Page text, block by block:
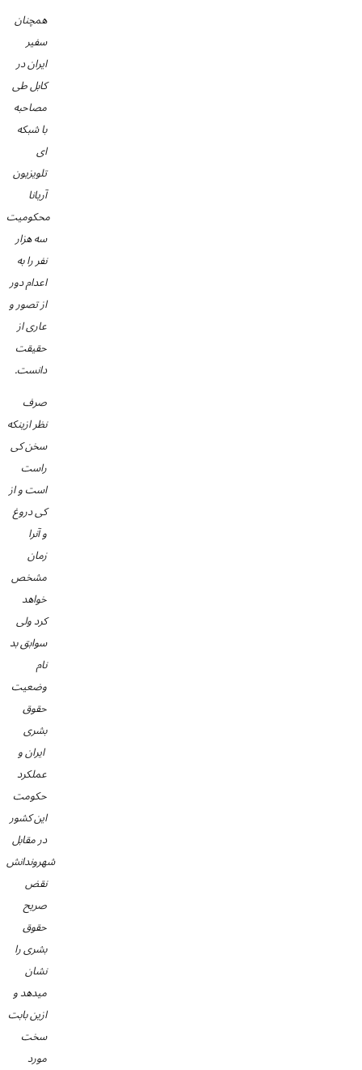
همچنان
سفیر
ایران در
کابل طی
مصاحبه
با شبکه
ای
تلویزیون
آریانا
محکومیت
سه هزار
نفر را به
اعدام دور
از تصور و
عاری از
حقیقت
دانست.
صرف
نظر ازینکه
سخن کی
راست
است و از
کی دروغ
و آنرا
زمان
مشخص
خواهد
کرد ولی
سوابق بد
نام
وضعیت
حقوق
بشری
ایران و
عملکرد
حکومت
این کشور
در مقابل
شهروندانش
نقض
صریح
حقوق
بشری را
نشان
میدهد و
ازین بابت
سخت
مورد